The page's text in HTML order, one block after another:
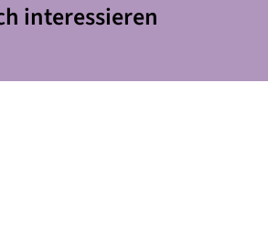
interessieren